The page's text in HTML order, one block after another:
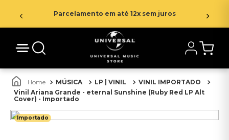
Parcelamento em até 12x sem juros
MÚSICA LP | VINIL
VINIL IMPORTADO
Vinil Ariana Grande - eternal Sunshine (Ruby Red LP Alt
Cover) - Importado
Importado